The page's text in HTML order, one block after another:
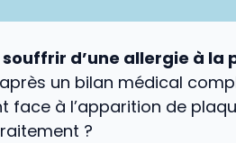
d’une allergie à la
après un bilan médical
à l’apparition de
?